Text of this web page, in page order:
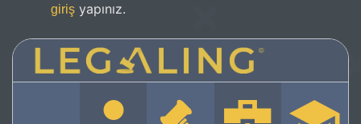
giriş yapınız.